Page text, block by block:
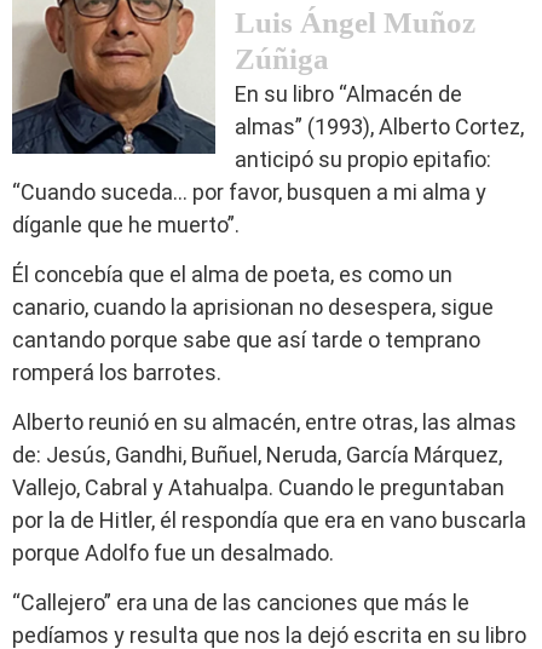
Luis Ángel Muñoz
Zúñiga
En su libro “Almacén de
almas” (1993), Alberto Cortez,
anticipó su propio epitafio:
“Cuando suceda… por favor, busquen a mi alma y
díganle que he muerto”.
Él concebía que el alma de poeta, es como un
canario, cuando la aprisionan no desespera, sigue
cantando porque sabe que así tarde o temprano
romperá los barrotes.
Alberto reunió en su almacén, entre otras, las almas
de: Jesús, Gandhi, Buñuel, Neruda, García Márquez,
Vallejo, Cabral y Atahualpa. Cuando le preguntaban
por la de Hitler, él respondía que era en vano buscarla
porque Adolfo fue un desalmado.
“Callejero” era una de las canciones que más le
pedíamos y resulta que nos la dejó escrita en su libro